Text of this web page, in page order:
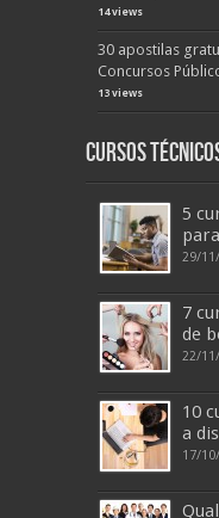
14 views
30 apostilas
Concursos
13 views
Cursos
5
29/
7
de
22/
10
a
17/